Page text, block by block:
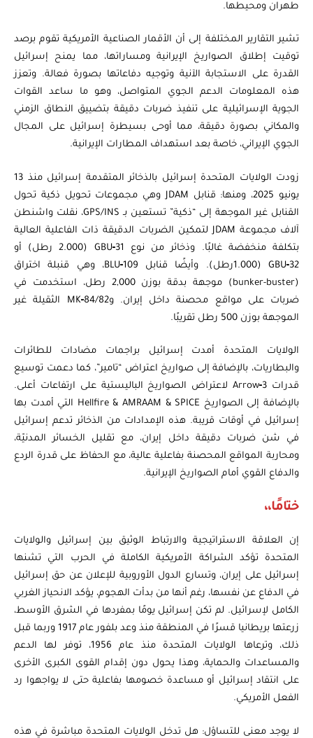
طهران ومحيطها.
تشير التقارير المختلفة إلى أن الأقمار الصناعية الأمريكية تقوم برصد
توقيت إطلاق الصواريخ الإيرانية ومساراتها، مما يمنح إسرائيل
القدرة على الاستجابة الآنية وتوجيه دفاعاتها بصورة فعالة. وتعزز
هذه المعلومات الدعم الجوي المتواصل، وهو ما ساعد القوات
الجوية الإسرائيلية على تنفيذ ضربات دقيقة بتضييق النطاق الزمني
والمكاني بصورة دقيقة، مما أوحى بسيطرة إسرائيل على المجال
الجوي الإيراني، خاصة بعد استهداف المطارات الإيرانية.
زودت الولايات المتحدة إسرائيل بالذخائر المتقدمة إسرائيل منذ 13
يونيو 2025، ومنها: قنابل JDAM وهي مجموعات تحويل ذكية تحول
القنابل غير الموجهة إلى “ذكية” تستعين بـ GPS/INS، نقلت واشنطن
آلاف مجموعة JDAM لتمكين الضربات الدقيقة ذات الفاعلية العالية
بتكلفة منخفضة غالبًا. وذخائر من نوع GBU‑31 (2.000 رطل) أو
GBU‑32 (1.000رطل). وأيضًا قنابل BLU‑109، وهي قنبلة اختراق
(bunker-buster) موجهة بدقة بوزن 2,000 رطل، استخدمت في
ضربات على مواقع محصنة داخل إيران. وMK‑84/82 الثقيلة غير
الموجهة بوزن 500 رطل تقريبًا.
الولايات المتحدة أمدت إسرائيل براجمات مضادات للطائرات
والبطاريات، بالإضافة إلى صواريخ اعتراض “تامير”، كما دعمت توسيع
قدرات Arrow‑3 لاعتراض الصواريخ الباليستية على ارتفاعات أعلى.
بالإضافة إلى الصواريخ Hellfire & AMRAAM & SPICE التي أمدت بها
إسرائيل في أوقات قريبة. هذه الإمدادات من الذخائر تدعم إسرائيل
في شن ضربات دقيقة داخل إيران، مع تقليل الخسائر المدنيّة،
ومحاربة المواقع المحصنة بفاعلية عالية، مع الحفاظ على قدرة الردع
والدفاع القوي أمام الصواريخ الإيرانية.
ختامًا،،
إن العلاقة الاستراتيجية والارتباط الوثيق بين إسرائيل والولايات
المتحدة تؤكد الشراكة الأمريكية الكاملة في الحرب التي تشنها
إسرائيل على إيران، وتسارع الدول الأوروبية للإعلان عن حق إسرائيل
في الدفاع عن نفسها، رغم أنها من بدأت الهجوم، يؤكد الانحياز الغربي
الكامل لإسرائيل. لم تكن إسرائيل يومًا بمفردها في الشرق الأوسط،
زرعتها بريطانيا قسرًا في المنطقة منذ وعد بلفور عام 1917 وربما قبل
ذلك، وترعاها الولايات المتحدة منذ عام 1956، توفر لها الدعم
والمساعدات والحماية، وهذا يحول دون إقدام القوى الكبرى الأخرى
على انتقاد إسرائيل أو مساعدة خصومها بفاعلية حتى لا يواجهوا رد
الفعل الأمريكي.
لا يوجد معنى للتساؤل: هل تدخل الولايات المتحدة مباشرة في هذه